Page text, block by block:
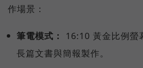
作場景：
筆電模式：
16:10 黃金比例螢
長篇文書與簡報製作。